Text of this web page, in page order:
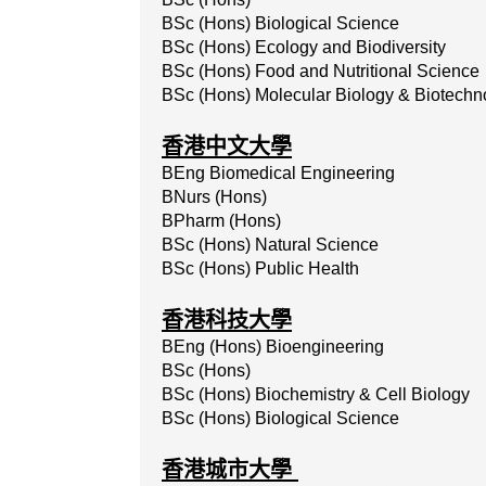
BSc (Hons) Biological Science
BSc (Hons) Ecology and Biodiversity
BSc (Hons) Food and Nutritional Science
BSc (Hons) Molecular Biology &
香港中文大學
BEng Biomedical Engineering
BNurs (Hons)
BPharm (Hons)
BSc (Hons) Natural Science
BSc (Hons) Public Health
香港科技大學
BEng (Hons) Bioengineering
BSc (Hons)
BSc (Hons) Biochemistry & Cell
Biology
BSc (Hons) Biological Science
香港城市大學